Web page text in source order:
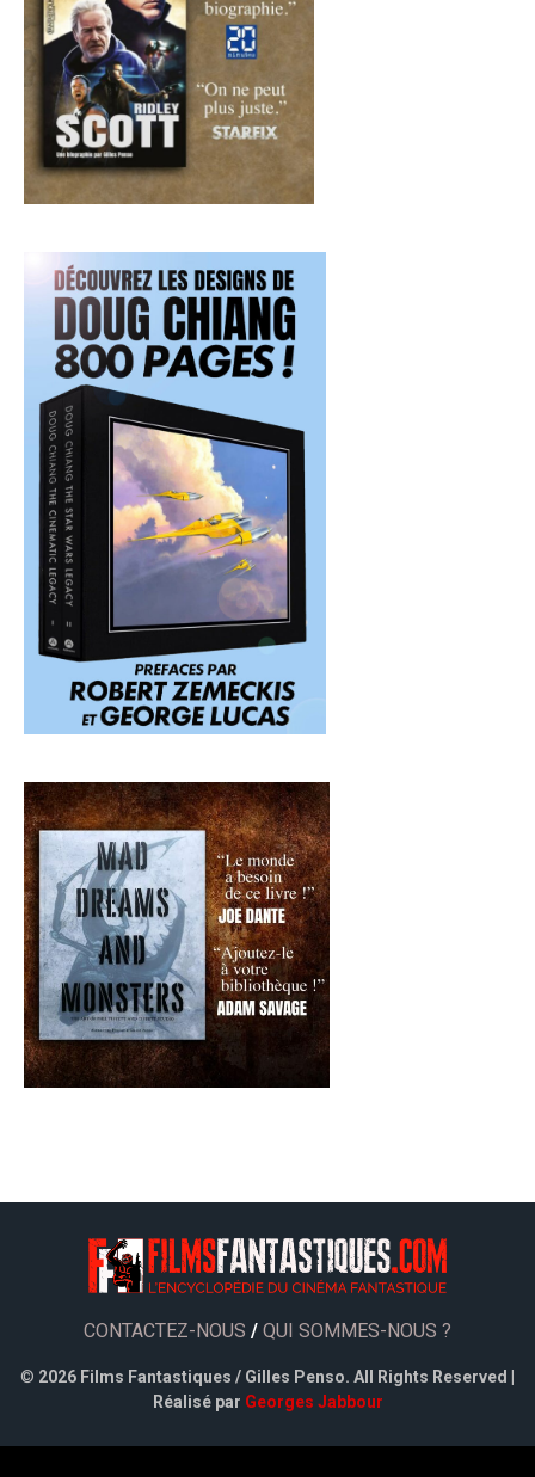
CONTACTEZ-NOUS / QUI SOMMES-NOUS ?
© 2026 Films Fantastiques / Gilles Penso. All Rights Reserved |
Réalisé par Georges Jabbour